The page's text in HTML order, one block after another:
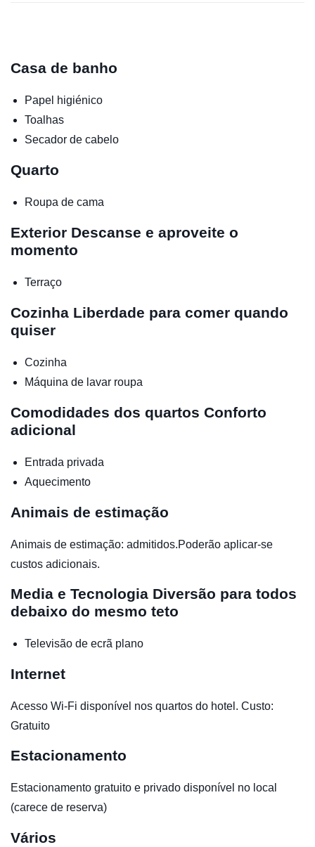
Casa de banho
Papel higiénico
Toalhas
Secador de cabelo
Quarto
Roupa de cama
Exterior Descanse e aproveite o
momento
Terraço
Cozinha Liberdade para comer quando
quiser
Cozinha
Máquina de lavar roupa
Comodidades dos quartos Conforto
adicional
Entrada privada
Aquecimento
Animais de estimação
Animais de estimação: admitidos.Poderão aplicar-se
custos adicionais.
Media e Tecnologia Diversão para todos
debaixo do mesmo teto
Televisão de ecrã plano
Internet
Acesso Wi-Fi disponível nos quartos do hotel. Custo:
Gratuito
Estacionamento
Estacionamento gratuito e privado disponível no local
(carece de reserva)
Vários